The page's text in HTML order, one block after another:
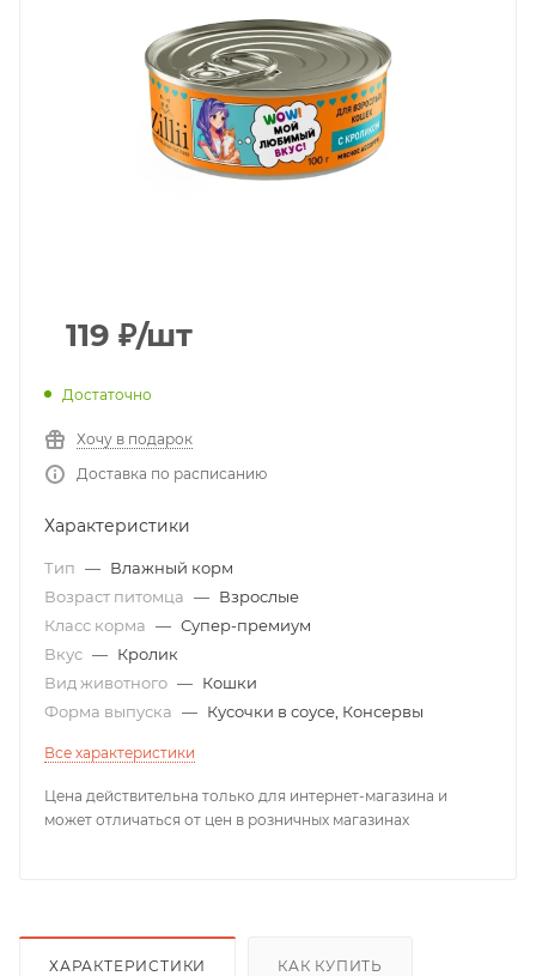
119 ₽/шт
Достаточно
Хочу в подарок
Доставка по расписанию
Характеристики
Тип — Влажный корм
Возраст питомца — Взрослые
Класс корма — Супер-премиум
Вкус — Кролик
Вид животного — Кошки
Форма выпуска — Кусочки в соусе, Консервы
Все характеристики
Цена действительна только для интернет-магазина и
может отличаться от цен в розничных магазинах
ХАРАКТЕРИСТИКИ КАК КУПИТЬ